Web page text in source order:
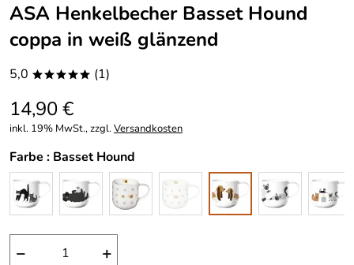
ASA Henkelbecher Basset Hound
coppa in weiß glänzend
5,0 ***** (1)
14,90 €
inkl. 19% MwSt., zzgl.Versandkosten
Farbe : Basset Hound
− +